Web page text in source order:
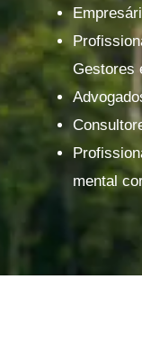
Gestores
mental